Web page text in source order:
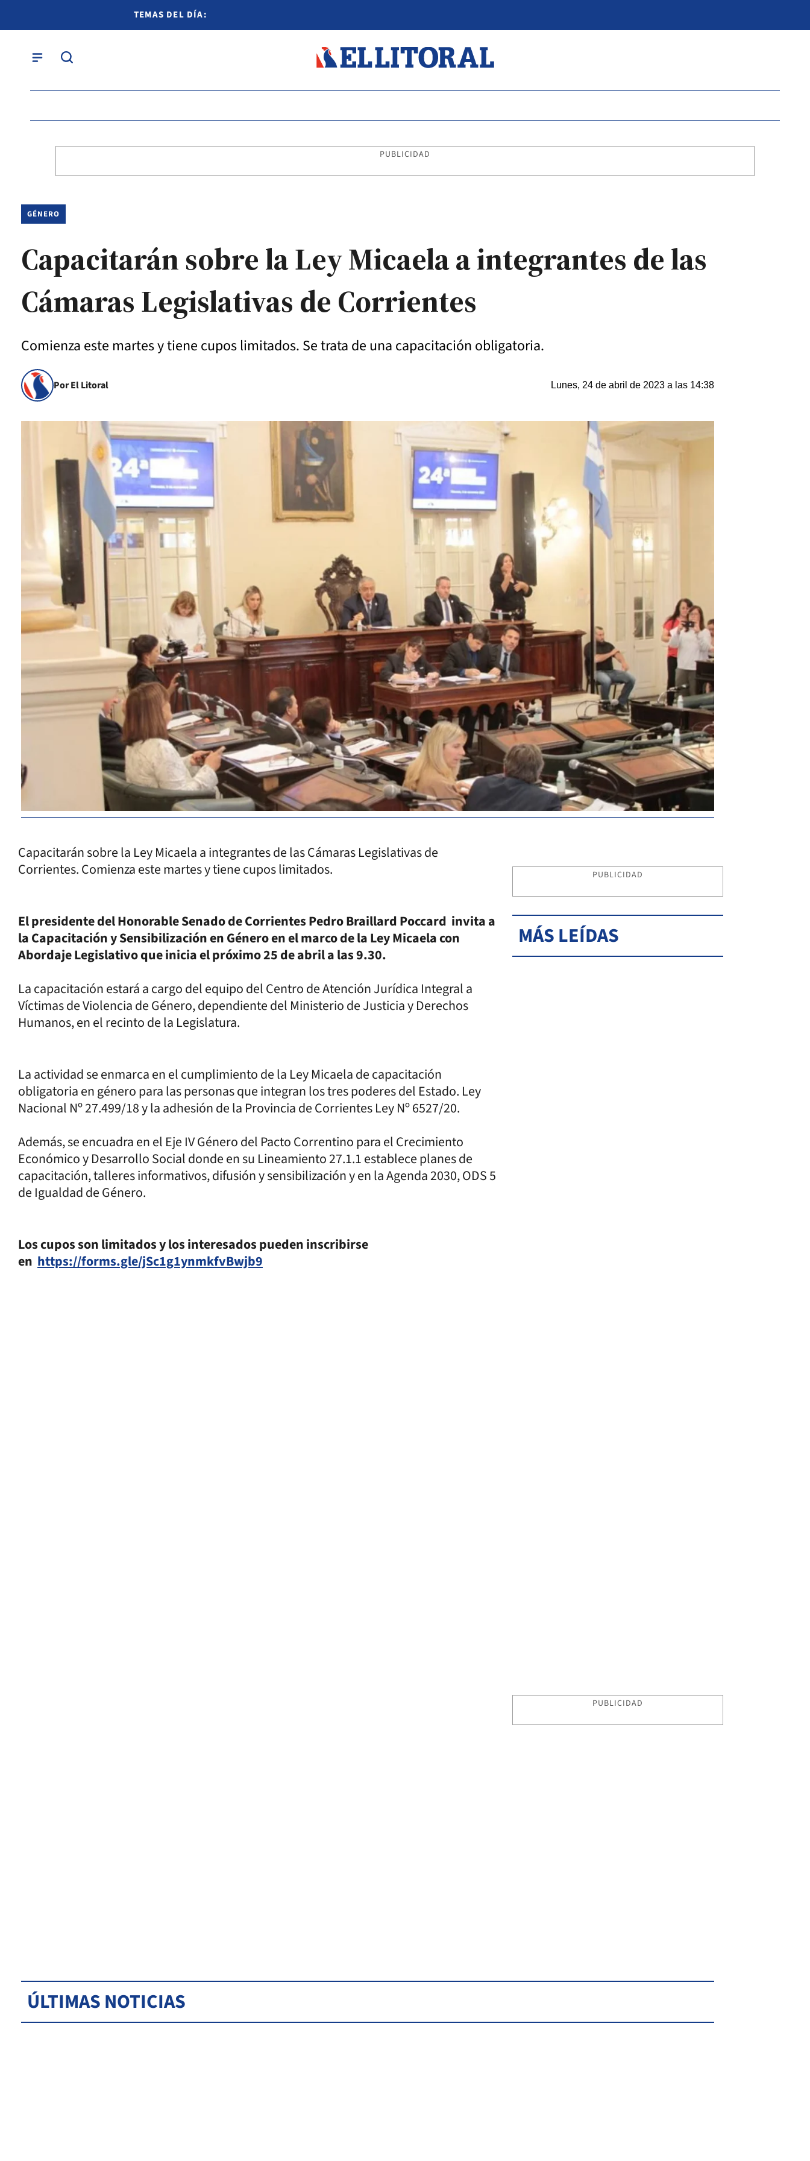
TEMAS DEL DÍA:
PUBLICIDAD
GÉNERO
Capacitarán sobre la Ley Micaela a integrantes de las
Cámaras Legislativas de Corrientes
Comienza este martes y tiene cupos limitados. Se trata de una capacitación obligatoria.
Por El Litoral Lunes, 24 de abril de 2023 a las 14:38
Capacitarán sobre la Ley Micaela a integrantes de las Cámaras Legislativas de
Corrientes. Comienza este martes y tiene cupos limitados.
El presidente del Honorable Senado de Corrientes Pedro Braillard Poccard invita a
la Capacitación y Sensibilización en Género en el marco de la Ley Micaela con
Abordaje Legislativo que inicia el próximo 25 de abril a las 9.30.
La capacitación estará a cargo del equipo del Centro de Atención Jurídica Integral a
Víctimas de Violencia de Género, dependiente del Ministerio de Justicia y Derechos
Humanos, en el recinto de la Legislatura.
La actividad se enmarca en el cumplimiento de la Ley Micaela de capacitación
obligatoria en género para las personas que integran los tres poderes del Estado. Ley
Nacional Nº 27.499/18 y la adhesión de la Provincia de Corrientes Ley Nº 6527/20.
Además, se encuadra en el Eje IV Género del Pacto Correntino para el Crecimiento
Económico y Desarrollo Social donde en su Lineamiento 27.1.1 establece planes de
capacitación, talleres informativos, difusión y sensibilización y en la Agenda 2030, ODS 5
de Igualdad de Género.
Los cupos son limitados y los interesados pueden inscribirse
en https://forms.gle/jSc1g1ynmkfvBwjb9
PUBLICIDAD
MÁS LEÍDAS
PUBLICIDAD
ÚLTIMAS NOTICIAS